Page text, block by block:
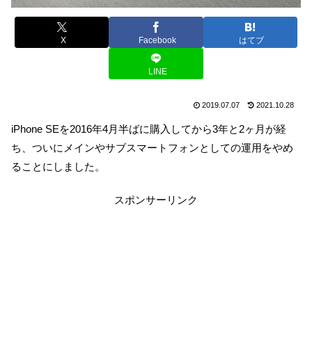
X Facebook はてブ
LINE
2019.07.07 2021.10.28
iPhone SEを2016年4月半ばに購入してから3年と2ヶ月が経
ち、ついにメインやサブスマートフォンとしての運用をやめ
ることにしました。
スポンサーリンク